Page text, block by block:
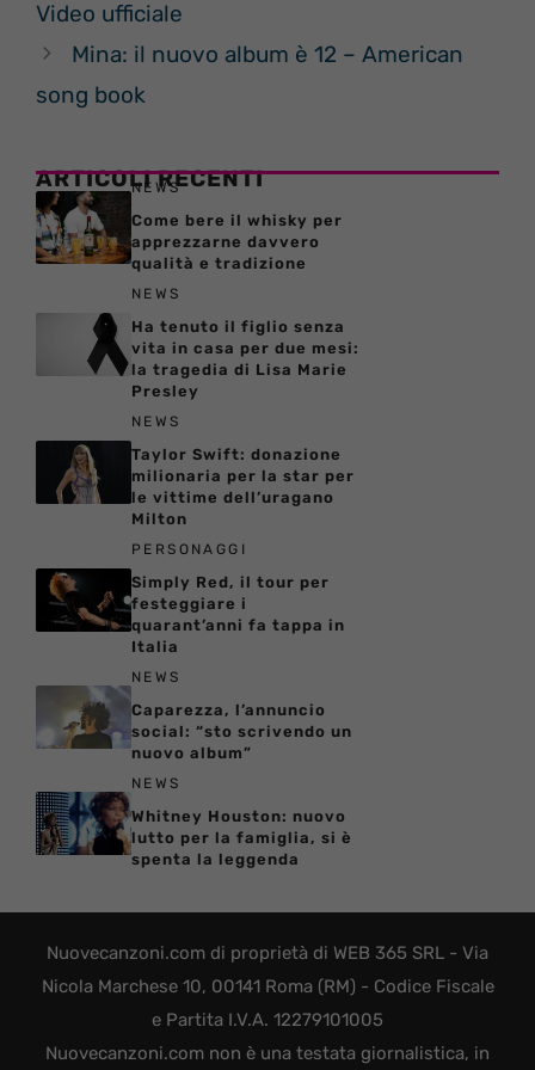
Video ufficiale
Mina: il nuovo album è 12 – American
song book
ARTICOLI RECENTI
NEWS
Come bere il whisky per
apprezzarne davvero
qualità e tradizione
NEWS
Ha tenuto il figlio senza
vita in casa per due mesi:
la tragedia di Lisa Marie
Presley
NEWS
Taylor Swift: donazione
milionaria per la star per
le vittime dell’uragano
Milton
PERSONAGGI
Simply Red, il tour per
festeggiare i
quarant’anni fa tappa in
Italia
NEWS
Caparezza, l’annuncio
social: “sto scrivendo un
nuovo album”
NEWS
Whitney Houston: nuovo
lutto per la famiglia, si è
spenta la leggenda
Nuovecanzoni.com di proprietà di WEB 365 SRL - Via
Nicola Marchese 10, 00141 Roma (RM) - Codice Fiscale
e Partita I.V.A. 12279101005
Nuovecanzoni.com non è una testata giornalistica, in